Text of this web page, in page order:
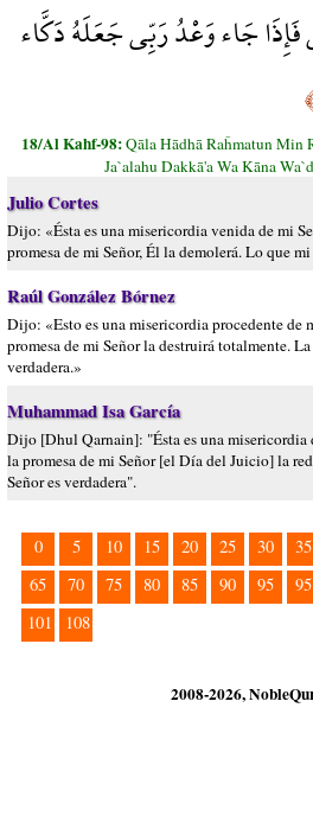
جَاء وَعْدُ رَبِّي جَعَلَهُ دَكَّاء
18/Al Kahf-98:Qāla Hādhā Raĥmatun Min
Ja`alahu Dakkā'a Wa Kāna
Julio Cortes
Dijo: «Ésta es una misericordia venida de mi
promesa de mi Señor, Él la demolerá. Lo que
Raúl González Bórnez
Dijo: «Esto es una misericordia procedente de
promesa de mi Señor la destruirá totalmente.
verdadera.»
Muhammad Isa García
Dijo [Dhul Qarnain]: "Ésta es una misericordia
la promesa de mi Señor [el Día del Juicio] la
Señor es verdadera".
0 5 10 15 20 25 30 35
65
70 75 80 85 90 95 95
101
108
2008-2026,